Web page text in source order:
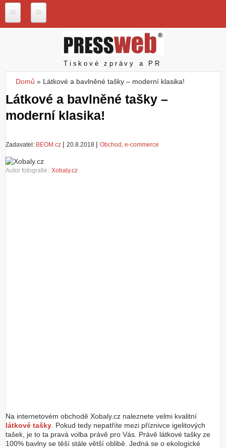
P
e
b
.
c
z
N
š
e
Pressweb
Tiskové zprávy a PR
Jste zde
Domů » Látkové a bavlněné tašky – moderní klasika!
Látkové a bavlněné tašky –
moderní klasika!
Zadavatel: BEOM.cz | 20.8.2018 | Obchod, e-commerce
Autor fotografie: Xobaly.cz
Na internetovém obchodě Xobaly.cz naleznete velmi kvalitní
látkové tašky . Pokud tedy nepatříte mezi příznivce igelitových
tašek, je to ta pravá volba právě pro Vás. Právě látkové tašky ze
100% bavlny se těší stále větší oblibě. Jedná se o ekologické